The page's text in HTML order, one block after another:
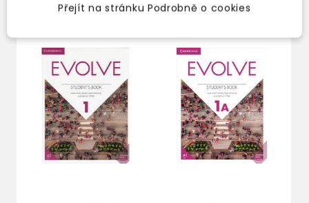
Přejít na stránku Podrobně o cookies